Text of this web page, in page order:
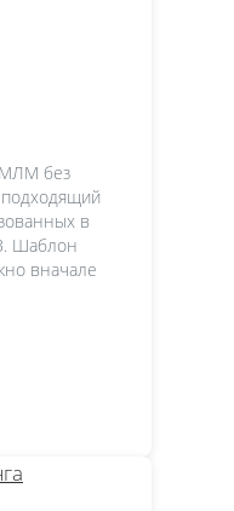
МЛМ без
подходящий
в
Шаблон
вначале